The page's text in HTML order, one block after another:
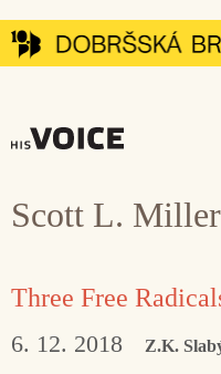
Přeskočit
na
Scott L. Miller
Three Free
6. 12. 2018 Z.K.